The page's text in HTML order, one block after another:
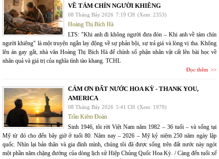
VỀ TÁM CHÍN NGƯỜI KHIÊNG
08 Tháng Bảy 2026 7:19 CH (Xem: 2353)
Hoàng Thị Bích Hà
LTS: "Khi anh đi không người đưa đón – Khi anh về tám chín
người khiêng" là một truyện ngắn lay động về sự phản bội, sự trả giá và lòng vị tha. Không
lên án gay gắt, nhà văn Hoàng Thị Bích Hà để chính số phận nhân vật cất lên bài học về
nhân quả và giá trị của nghĩa tình tào khang. TCHL
Đọc thêm
CÁM ƠN ĐẤT NƯỚC HOA KỲ - THANK YOU,
AMERICA
08 Tháng Bảy 2026 5:41 CH (Xem: 1979)
Trần Kiêm Đoàn
Sinh 1946, tôi rời Việt Nam năm 1982 – 36 tuổi – và sống tại
Mỹ từ đó cho đến bây giờ ở tuổi 80. Năm nay – 2026 – Mỹ kỷ niệm 250 năm ngày lập
quốc. Nhìn lại bản thân và gia đình mình, chúng tôi đã được sống trên đất nước này ngót
một phần năm chặng đường của dòng lịch sử Hiệp Chủng Quốc Hoa Kỳ. / Càng đến tuổi xế